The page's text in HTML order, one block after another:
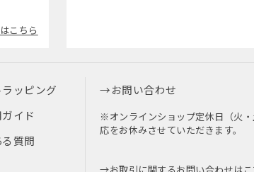
こちら
ッピング
イド
質問
お問い合わせ
※オンラインショップ定休日（火
応をお休みさせていただきます。
お取引に関するお問い合わせはこ